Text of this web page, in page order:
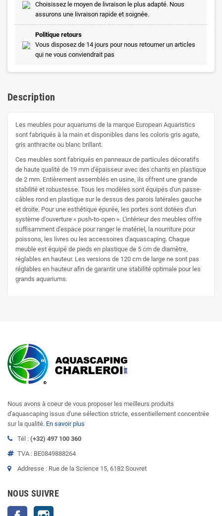
Choisissez le moyen de livraison le plus adapté. Nous
assurons une livraison rapide et soignée.
Politique retours
Vous disposez de 14 jours pour nous retourner un articles
qui ne vous conviendrait pas
Description
Les meubles pour aquariums de la marque European Aquaristics
sont fabriqués à la main et disponibles dans les coloris gris agate,
gris anthracite ou blanc brillant.
Ces meubles sont fabriqués en panneaux de particules décoratifs
de haute qualité de 19 mm d'épaisseur avec des chants en plastique
de 2 mm. Entièrement assemblés en usine, ils offrent une grande
stabilité et robustesse. Tous les modèles sont équipés d'un passe-
câbles rond en plastique sur le dessus des parois latérales gauche
et droite. Pour une esthétique épurée, les portes sont dotées d'un
système d'ouverture « push-to-open ». L'intérieur des meubles offre
suffisamment d'espace pour ranger le matériel, la nourriture pour
poissons, les livres ou les accessoires d'aquascaping. Chaque
meuble est équipé de pieds en plastique de 5 cm de diamètre,
réglables en hauteur. Les versions de 120 cm de large ne sont pas
réglables en hauteur afin de garantir une stabilité optimale pour les
grands aquariums.
Nous avons à coeur de vous proposer les meilleurs produits
d'aquascaping issus d'une sélection stricte, essentiellement concentrée
sur la qualité. En savoir plus
Tél : (+32) 497 100 360
TVA : BE0849888264
Addresse : Rue de la Science 15, 6182 Souvret
NOUS SUIVRE
Facebook